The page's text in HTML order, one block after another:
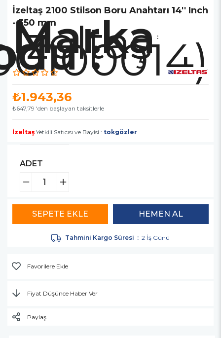
İzeltaş 2100 Stilson Boru Anahtarı 14'' Inch
- 350 mm
Marka :
İzeltaş
₺1.943,36
₺647,79 'den başlayan taksitlerle
İzeltaş Yetkili Satıcısı ve Bayisi : tokgözler
ADET
Tahmini Kargo Süresi : 2 İş Günü
Favorilere Ekle
Fiyat Düşünce Haber Ver
Paylaş